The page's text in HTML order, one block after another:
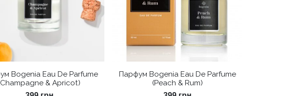
Bogenia Eau De Parfume
& Apricot)
Парфум Bogenia Eau De Parfume
(Peach & Rum)